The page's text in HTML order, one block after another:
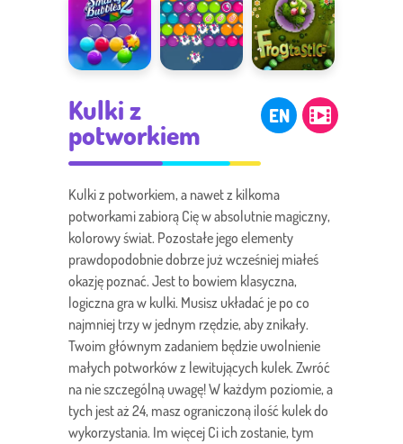
Shooter Saga
2
Academy
Bubbles 2
Kulki z
potworkiem
EN
Kulki z potworkiem, a nawet z kilkoma
potworkami zabiorą Cię w absolutnie magiczny,
kolorowy świat. Pozostałe jego elementy
prawdopodobnie dobrze już wcześniej miałeś
okazję poznać. Jest to bowiem klasyczna,
logiczna gra w kulki. Musisz układać je po co
najmniej trzy w jednym rzędzie, aby znikały.
Twoim głównym zadaniem będzie uwolnienie
małych potworków z lewitujących kulek. Zwróć
na nie szczególną uwagę! W każdym poziomie, a
tych jest aż 24, masz ograniczoną ilość kulek do
wykorzystania. Im więcej Ci ich zostanie, tym